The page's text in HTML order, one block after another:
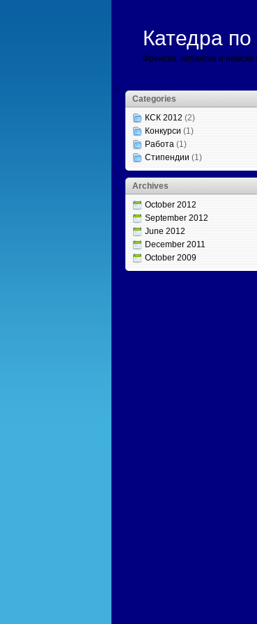
Катедра
Френска, испанска и немска
Categories
КСК 2012 (2)
Конкурси (1)
Работа(1)
Стипендии (1)
Archives
October 2012
September 2012
June 2012
December 2011
October 2009